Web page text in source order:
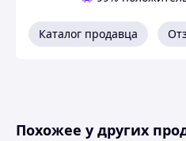
Каталог продавца
Похожее у других